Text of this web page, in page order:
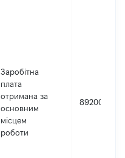
Заробітна
плата
отримана за
основним
місцем
роботи
892004